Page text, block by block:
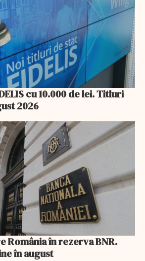
cu 10.000 de lei. Titluri
2026
România în rezerva BNR.
în august